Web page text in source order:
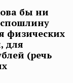
бы ни
физических
для
(речь